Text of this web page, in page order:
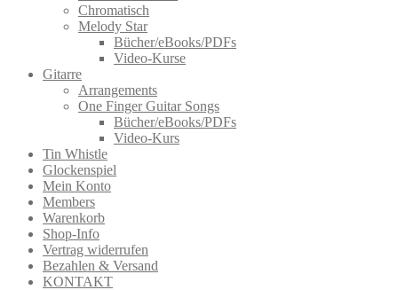
Chromatisch
Melody Star
Bücher/eBooks/PDFs
Video-Kurse
Gitarre
Arrangements
One Finger Guitar Songs
Bücher/eBooks/PDFs
Video-Kurs
Tin Whistle
Glockenspiel
Mein Konto
Members
Warenkorb
Shop-Info
Vertrag widerrufen
Bezahlen & Versand
KONTAKT